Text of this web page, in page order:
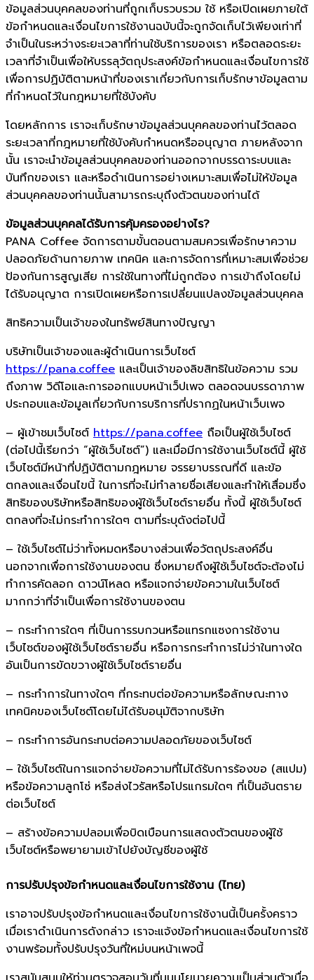
ข้อมูลส่วนบุคคลของท่านที่ถูกเก็บรวบรวม ใช้ หรือเปิดเผยภายใต้
ข้อกำหนดและเงื่อนไขการใช้งานฉบับนี้จะถูกจัดเก็บไว้เพียงเท่าที่
จำเป็นในระหว่างระยะเวลาที่ท่านใช้บริการของเรา หรือตลอดระยะ
เวลาที่จำเป็นเพื่อให้บรรลุวัตถุประสงค์ข้อกำหนดและเงื่อนไขการใช้
เพื่อการปฏิบัติตามหน้าที่ของเราเกี่ยวกับการเก็บรักษาข้อมูลตาม
ที่กำหนดไว้ในกฎหมายที่ใช้บังคับ
โดยหลักการ เราจะเก็บรักษาข้อมูลส่วนบุคคลของท่านไว้ตลอด
ระยะเวลาที่กฎหมายที่ใช้บังคับกำหนดหรืออนุญาต ภายหลังจาก
นั้น เราจะนำข้อมูลส่วนบุคคลของท่านออกจากบรรดาระบบและ
บันทึกของเรา และหรือดำเนินการอย่างเหมาะสมเพื่อไม่ให้ข้อมูล
ส่วนบุคคลของท่านนั้นสามารถระบุถึงตัวตนของท่านได้
ข้อมูลส่วนบุคคลได้รับการคุ้มครองอย่างไร?
PANA Coffee จัดการตามขั้นตอนตามสมควรเพื่อรักษาความ
ปลอดภัยด้านกายภาพ เทคนิค และการจัดการที่เหมาะสมเพื่อช่วย
ป้องกันการสูญเสีย การใช้ในทางที่ไม่ถูกต้อง การเข้าถึงโดยไม่
ได้รับอนุญาต การเปิดเผยหรือการเปลี่ยนแปลงข้อมูลส่วนบุคคล
สิทธิความเป็นเจ้าของในทรัพย์สินทางปัญญา
บริษัทเป็นเจ้าของและผู้ดำเนินการเว็บไซต์
https://pana.coffee และเป็นเจ้าของลิขสิทธิในข้อความ รวม
ถึงภาพ วิดีโอและการออกแบบหน้าเว็ปเพจ ตลอดจนบรรดาภาพ
ประกอบและข้อมูลเกี่ยวกับการบริการที่ปรากฏในหน้าเว็บเพจ
– ผู้เข้าชมเว็บไซต์ https://pana.coffee ถือเป็นผู้ใช้เว็บไซต์
(ต่อไปนี้เรียกว่า “ผู้ใช้เว็บไซต์”) และเมื่อมีการใช้งานเว็บไซต์นี้ ผู้ใช้
เว็บไซต์มีหน้าที่ปฏิบัติตามกฎหมาย จรรยาบรรณที่ดี และข้อ
ตกลงและเงื่อนไขนี้ ในการที่จะไม่ทำลายชื่อเสียงและทำให้เสื่อมซึ่ง
สิทธิของบริษัทหรือสิทธิของผู้ใช้เว็บไซต์รายอื่น ทั้งนี้ ผู้ใช้เว็บไซต์
ตกลงที่จะไม่กระทำการใดๆ ตามที่ระบุดังต่อไปนี้
– ใช้เว็บไซต์ไม่ว่าทั้งหมดหรือบางส่วนเพื่อวัตถุประสงค์อื่น
นอกจากเพื่อการใช้งานของตน ซึ่งหมายถึงผู้ใช้เว็บไซต์จะต้องไม่
ทำการคัดลอก ดาวน์โหลด หรือแจกจ่ายข้อความในเว็บไซต์
มากกว่าที่จำเป็นเพื่อการใช้งานของตน
– กระทำการใดๆ ที่เป็นการรบกวนหรือแทรกแซงการใช้งาน
เว็บไซต์ของผู้ใช้เว็บไซต์รายอื่น หรือการกระทำการไม่ว่าในทางใด
อันเป็นการขัดขวางผู้ใช้เว็บไซต์รายอื่น
– กระทำการในทางใดๆ ที่กระทบต่อข้อความหรือลักษณะทาง
เทคนิคของเว็บไซต์โดยไม่ได้รับอนุมัติจากบริษัท
– กระทำการอันกระทบต่อความปลอดภัยของเว็บไซต์
– ใช้เว็บไซต์ในการแจกจ่ายข้อความที่ไม่ได้รับการร้องขอ (สแปม)
หรือข้อความลูกโซ่ หรือส่งไวรัสหรือโปรแกรมใดๆ ที่เป็นอันตราย
ต่อเว็บไซต์
– สร้างข้อความปลอมเพื่อบิดเบือนการแสดงตัวตนของผู้ใช้
เว็บไซต์หรือพยายามเข้าไปยังบัญชีของผู้ใช้
การปรับปรุงข้อกำหนดและเงื่อนไขการใช้งาน (ไทย)
เราอาจปรับปรุงข้อกำหนดและเงื่อนไขการใช้งานนี้เป็นครั้งคราว
เมื่อเราดำเนินการดังกล่าว เราจะแจ้งข้อกำหนดและเงื่อนไขการใช้
งานพร้อมทั้งปรับปรุงวันที่ใหม่บนหน้าเพจนี้